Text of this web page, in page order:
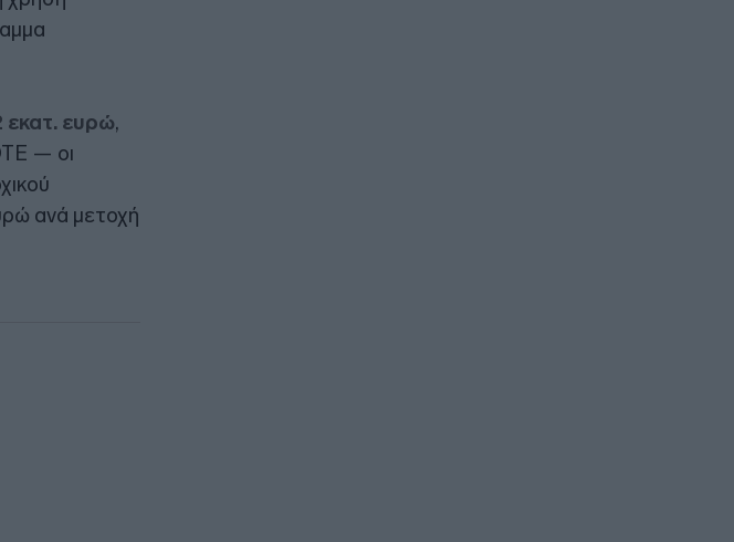
εκατ. ευρώ,
— οι
ανά μετοχή